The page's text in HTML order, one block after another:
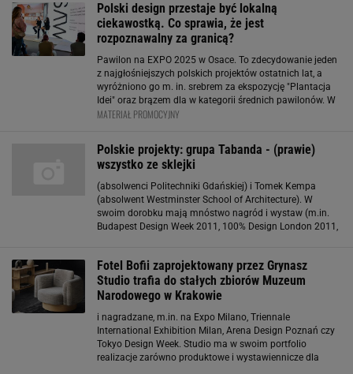
Polski design przestaje być lokalną
ciekawostką. Co sprawia, że jest
rozpoznawalny za granicą?
Pawilon na EXPO 2025 w Osace. To zdecydowanie jeden
z najgłośniejszych polskich projektów ostatnich lat, a
wyróżniono go m. in. srebrem za ekspozycję "Plantacja
Idei" oraz brązem dla w kategorii średnich pawilonów. W
zeszłym roku wiele polskich produktów otrzymało także
MATERIAŁ PROMOCYJNY
Polskie projekty: grupa Tabanda - (prawie)
wszystko ze sklejki
(absolwenci Politechniki Gdańskiej) i Tomek Kempa
(absolwent Westminster School of Architecture). W
swoim dorobku mają mnóstwo nagród i wystaw (m.in.
Budapest Design Week 2011, 100% Design London 2011,
Fotel Bofii zaprojektowany przez Grynasz
Studio trafia do stałych zbiorów Muzeum
Narodowego w Krakowie
i nagradzane, m.in. na Expo Milano, Triennale
International Exhibition Milan, Arena Design Poznań czy
Tokyo Design Week. Studio ma w swoim portfolio
realizacje zarówno produktowe i wystawiennicze dla